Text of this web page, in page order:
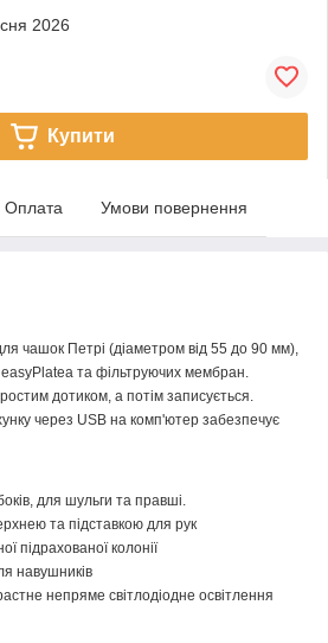
2026
Купити
Оплата Умови повернення
чашок Петрі (діаметром від 55 до 90 мм),
та фільтруючих мембран.
дотиком, а потім записується.
через USB на комп'ютер забезпечує
для шульги та правші.
та підставкою для рук
підрахованої колонії
навушників
непряме світлодіодне освітлення